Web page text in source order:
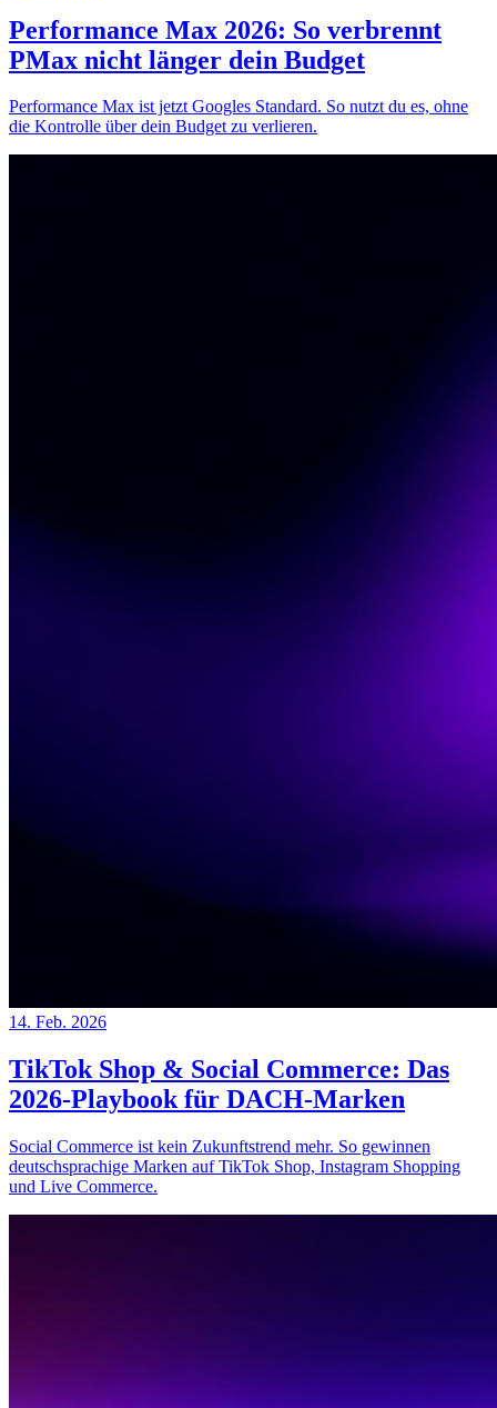
Performance Max 2026: So verbrennt
PMax nicht länger dein Budget
Performance Max ist jetzt Googles Standard. So nutzt du es, ohne
die Kontrolle über dein Budget zu verlieren.
14. Feb. 2026
TikTok Shop & Social Commerce: Das
2026-Playbook für DACH-Marken
Social Commerce ist kein Zukunftstrend mehr. So gewinnen
deutschsprachige Marken auf TikTok Shop, Instagram Shopping
und Live Commerce.